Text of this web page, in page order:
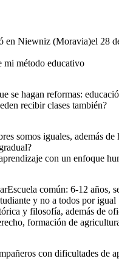
Niewniz (Moravia)el 28
mi método educativo
se hagan reformas:
recibir clases también?
somos iguales, además
con un enfoque
común: 6-12 años,
y no a todos por igual
y filosofía, además de
formación de
con dificultades de